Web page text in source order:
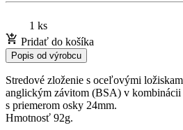
1 ks
Pridať do košíka
Popis od výrobcu
Stredové zloženie s oceľovými
anglickým závitom (BSA) v
s priemerom osky 24mm.
Hmotnosť 92g.